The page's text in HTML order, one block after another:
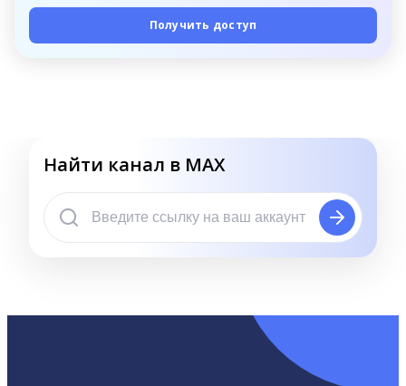
Получить доступ
Найти канал в MAX